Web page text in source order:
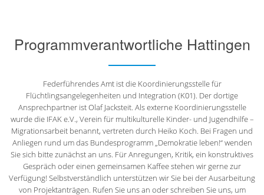
Programmverantwortliche Hattingen
Federführendes Amt ist die Koordinierungsstelle für
Flüchtlingsangelegenheiten und Integration (K01). Der dortige
Ansprechpartner ist Olaf Jacksteit. Als externe Koordinierungsstelle
wurde die IFAK e.V., Verein für multikulturelle Kinder- und Jugendhilfe –
Migrationsarbeit benannt, vertreten durch Heiko Koch. Bei Fragen und
Anliegen rund um das Bundesprogramm „Demokratie leben!“ wenden
Sie sich bitte zunächst an uns. Für Anregungen, Kritik, ein konstruktives
Gespräch oder einen gemeinsamen Kaffee stehen wir gerne zur
Verfügung! Selbstverständlich unterstützen wir Sie bei der Ausarbeitung
von Projektanträgen. Rufen Sie uns an oder schreiben Sie uns, um